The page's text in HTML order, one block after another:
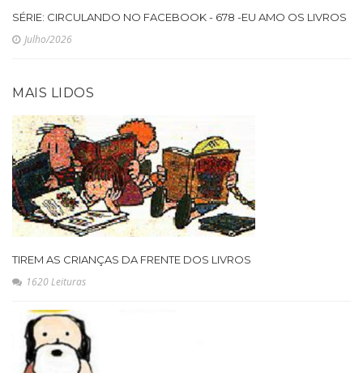
SÉRIE: CIRCULANDO NO FACEBOOK - 678 -EU AMO OS LIVROS
Julho/2026
MAIS LIDOS
TIREM AS CRIANÇAS DA FRENTE DOS LIVROS
1620 Leituras